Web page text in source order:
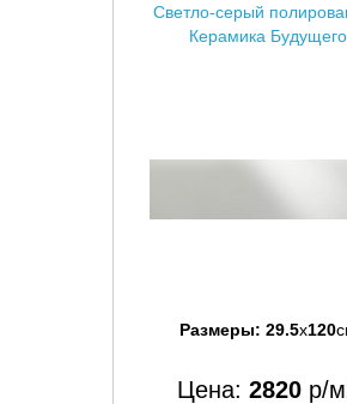
Светло-серый
Керамика Будущего
Размеры: 29.5x120
Цена: 2820 р/